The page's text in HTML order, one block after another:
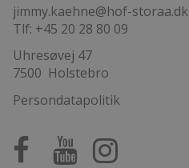
jimmy.kaehne@hof-storaa.dk
Tlf: +45 20 28 80 09
Uhresøvej 47
7500 Holstebro
Persondatapolitik